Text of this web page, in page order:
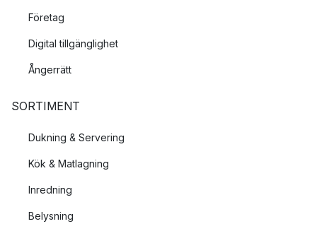
Företag
Digital tillgänglighet
Ångerrätt
SORTIMENT
Dukning & Servering
Kök & Matlagning
Inredning
Belysning